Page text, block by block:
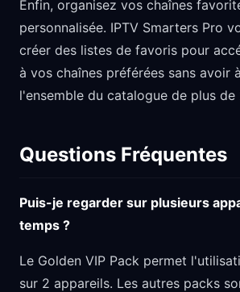
Enfin, organisez vos chaînes
personnalisée. IPTV Smarters Pro
créer des listes de favoris pour
à vos chaînes préférées sans avoir
l'ensemble du catalogue de plus de
Questions Fréquentes
Puis-je regarder sur plusieurs
temps ?
Le Golden VIP Pack permet
sur 2 appareils. Les autres packs